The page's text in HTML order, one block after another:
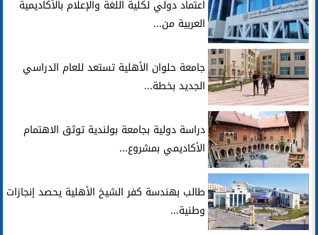
اعتماد دولي لكلية اللغة والإعلام بالأكاديمية
العربية من...
جامعة حلوان الأهلية تستعد للعام الدراسي
الجديد بخطة...
دراسة دولية بجامعة بولندية توثق الاهتمام
الأكاديمي بمشروع...
طالب بهندسة كفر الشيخ الأهلية يحصد إنجازات
وطنية...